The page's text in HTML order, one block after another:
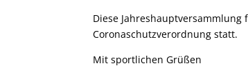
Diese
Coronaschutzverordnung statt.
Mit sportlichen Grüßen